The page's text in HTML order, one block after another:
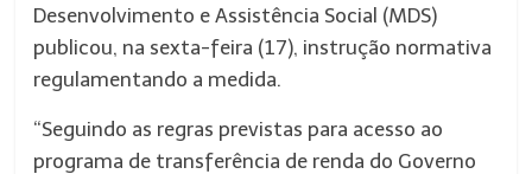
Desenvolvimento e Assistência Social (MDS)
publicou, na sexta-feira (17), instrução normativa
regulamentando a medida.
“Seguindo as regras previstas para acesso ao
programa de transferência de renda do Governo